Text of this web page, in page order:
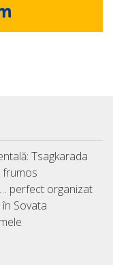
Tsagkarada
frumos
perfect organizat
Sovata